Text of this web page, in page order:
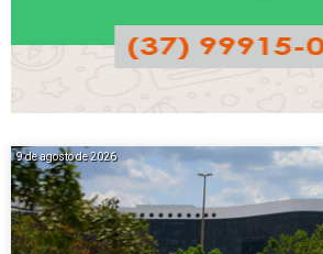
9 de agosto de 2026